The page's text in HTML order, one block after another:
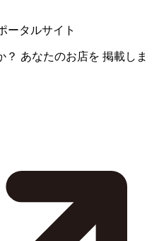
ータルサイト
？ あなたのお店を 掲載しま